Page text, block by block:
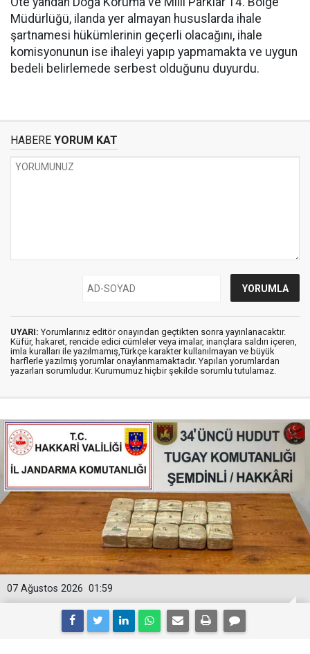
Müdürlüğü, ilanda yer almayan hususlarda ihale
şartnamesi hükümlerinin geçerli olacağını, ihale
komisyonunun ise ihaleyi yapıp yapmamakta ve uygun
bedeli belirlemede serbest olduğunu duyurdu.
HABERE YORUM KAT
UYARI: Yorumlarınız editör onayından geçtikten sonra yayınlanacaktır.
Küfür, hakaret, rencide edici cümleler veya imalar, inançlara saldırı içeren,
imla kuralları ile yazılmamış,Türkçe karakter kullanılmayan ve büyük
harflerle yazılmış yorumlar onaylanmamaktadır. Yapılan yorumlardan
yazarları sorumludur. Kurumumuz hiçbir şekilde sorumlu tutulamaz.
01:59
07 Ağustos 2026